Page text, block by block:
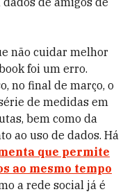
não cuidar melhor
foi um erro.
no final de março, o
de medidas em
bem como da
ao uso de dados. Há
que permite
ao mesmo tempo
a rede social já é